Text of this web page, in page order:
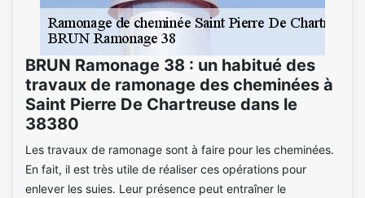
BRUN Ramonage 38 : un habitué des
travaux de ramonage des cheminées à
Saint Pierre De Chartreuse dans le
38380
Les travaux de ramonage sont à faire pour les cheminées.
En fait, il est très utile de réaliser ces opérations pour
enlever les suies. Leur présence peut entraîner le